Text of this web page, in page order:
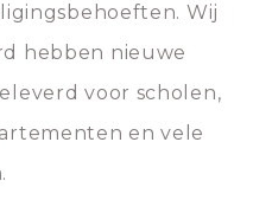
Wij
hebben nieuwe
voor scholen,
en vele